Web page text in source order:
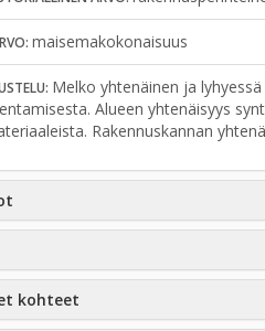
maisemakokonaisuus
Melko yhtenäinen ja
Alueen yhtenäisyys
Rakennuskannan
kohteet